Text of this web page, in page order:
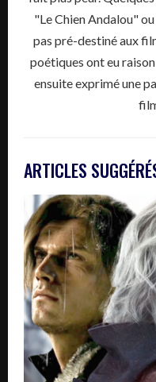
"Le Chien Andalou"
pas pré-destiné aux
poétiques ont eu
ensuite exprimé une
ARTICLES